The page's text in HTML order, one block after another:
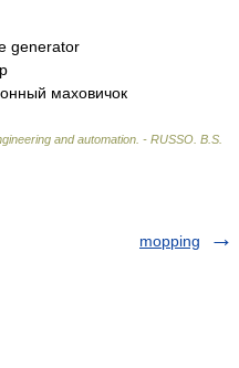
generator
маховичок
and automation. - RUSSO B.S.
mopping